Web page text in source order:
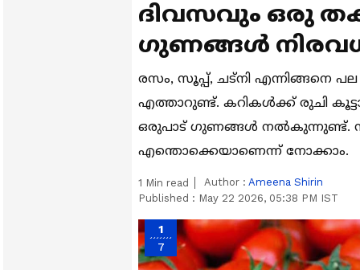
ദിവസവും ഒരു
ഗുണങ്ങൾ
രസം, സൂപ്പ്, ചട്‌നി എന്നിങ്ങനെ
എത്താറുണ്ട്. കറികൾക്ക് രുചി
ഒരുപാട് ഗുണങ്ങൾ നൽകുന്നുണ്ട്.
എന്തൊക്കെയാണെന്ന് നോക്കാം.
1 Min read Author : Ameena Shirin
Published : May 22 2026, 05:38 PM IST
1
7